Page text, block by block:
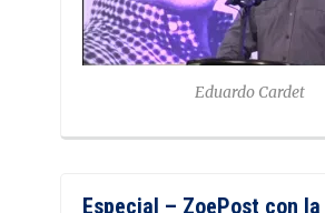
Eduardo Cardet
Especial – ZoePost con la